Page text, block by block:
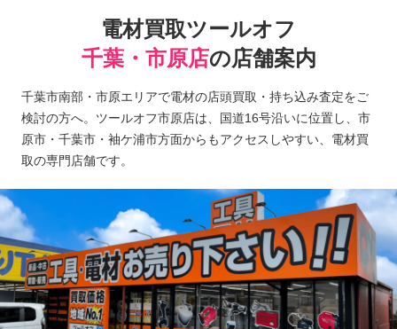
電材買取ツールオフ
千葉・市原店の店舗案内
千葉市南部・市原エリアで電材の店頭買取・持ち込み査定をご
検討の方へ。ツールオフ市原店は、国道16号沿いに位置し、市
原市・千葉市・袖ケ浦市方面からもアクセスしやすい、電材買
取の専門店舗です。